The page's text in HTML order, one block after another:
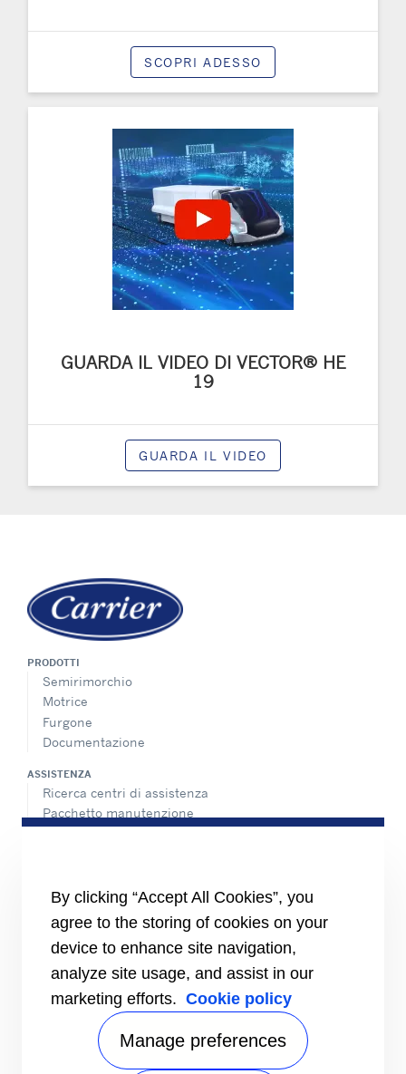
SCOPRI ADESSO
GUARDA IL VIDEO DI VECTOR® HE
19
GUARDA IL VIDEO
PRODOTTI
Semirimorchio
Motrice
Furgone
Documentazione
ASSISTENZA
Ricerca centri di assistenza
Pacchetto manutenzione
Centro Media
Contatti commerciali
Indice di uguaglianza di genere
By clicking “Accept All Cookies”, you
agree to the storing of cookies on your
device to enhance site navigation,
analyze site usage, and assist in our
marketing efforts. Cookie policy
Manage preferences